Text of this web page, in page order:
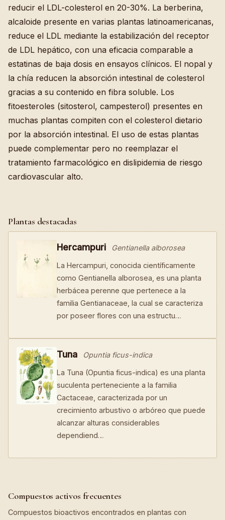
reducir el LDL-colesterol en 20-30%. La berberina,
alcaloide presente en varias plantas latinoamericanas,
reduce el LDL mediante la estabilización del receptor
de LDL hepático, con una eficacia comparable a
estatinas de baja dosis en ensayos clínicos. El nopal y
la chía reducen la absorción intestinal de colesterol
gracias a su contenido en fibra soluble. Los
fitoesteroles (sitosterol, campesterol) presentes en
muchas plantas compiten con el colesterol dietario
por la absorción intestinal. El uso de estas plantas
puede complementar pero no reemplazar el
tratamiento farmacológico en dislipidemia de riesgo
cardiovascular alto.
Plantas destacadas
Hercampuri Gentianella alborosea
La Hercampuri, conocida científicamente
como Gentianella alborosea, es una planta
herbácea perenne que pertenece a la
familia Gentianaceae, la cual se caracteriza
por poseer flores con una estructu…
Tuna Opuntia ficus-indica
La Tuna (Opuntia ficus-indica) es una planta
suculenta perteneciente a la familia
Cactaceae, caracterizada por un
crecimiento arbustivo o arbóreo que puede
alcanzar alturas considerables
dependiend…
Compuestos activos frecuentes
Compuestos bioactivos encontrados en plantas con